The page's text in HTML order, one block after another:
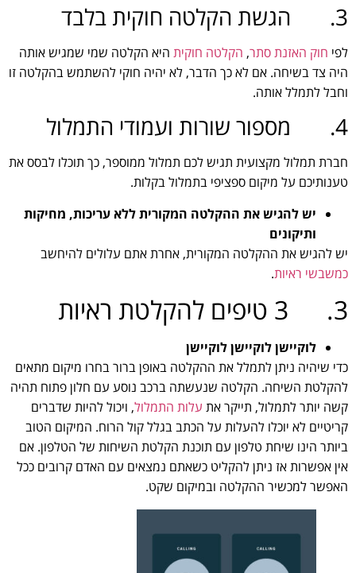
3. הגשת הקלטה חוקית בלבד
לפי חוק האזנת סתר, הקלטה חוקית היא הקלטה שמי שמגיש אותה
היה צד בשיחה. אם לא כך הדבר, לא יהיה חוקי להשתמש בהקלטה זו
וחבל לתמלל אותה.
4. מספור שורות ועמודי התמלול
חברת תמלול מקצועית תגיש לכם תמלול ממוספר, כך תוכלו לבסס את
טענותיכם על מיקום ספציפי בתמלול בקלות.
יש להגיש את ההקלטה המקורית ללא עריכות, מחיקות
ותיקונים
יש להגיש את ההקלטה המקורית, אחרת אתם עלולים להיחשב
כמשבשי ראיות.
3. 3 טיפים להקלטת ראיות
לוקיישן לוקיישן לוקיישן
כדי שיהיה ניתן לתמלל את ההקלטה באופן ברור בחרו מיקום מתאים
להקלטת השיחה. הקלטה שנעשתה ברכב נוסע עם חלון פתוח תהיה
קשה יותר לתמלול, תייקר את עלות התמלול, ויכול להיות שדברים
קריטיים לא יוכלו להעלות על הכתב בגלל קול הרוח. המיקום הטוב
ביותר הינו שיחת טלפון עם תוכנת הקלטת השיחות של הטלפון. אם
אין אפשרות אז ניתן להקליט כשאתם נמצאים עם האדם קרובים ככל
האפשר למכשיר ההקלטה ובמיקום שקט.